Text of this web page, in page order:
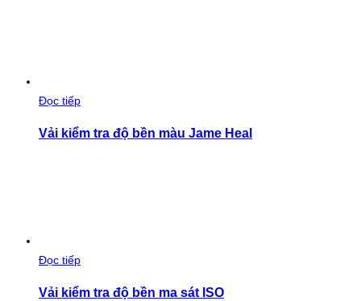
Đọc tiếp
Vải kiểm tra độ bền màu Jame Heal
Đọc tiếp
Vải kiểm tra độ bền ma sát ISO